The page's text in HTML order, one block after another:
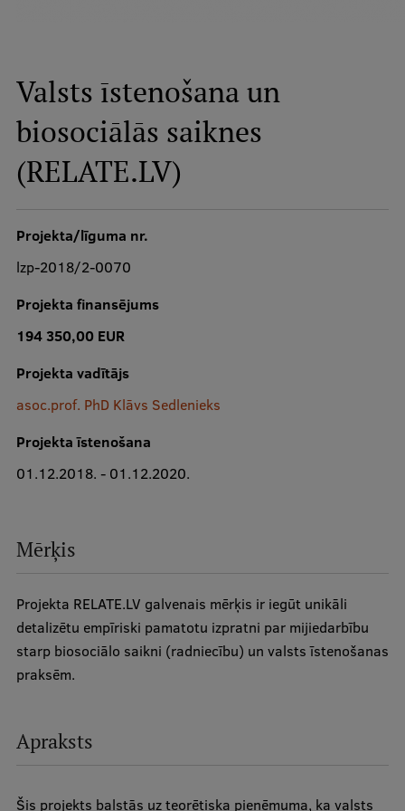
galvenā
izvēlne
Pamatstudiju programmas
Maģistra studiju programmas
Rezidentūra
Uzņemšana
Praktiska informācija
Par RSU
Studentu dzīve
Studiju norises vietas
Mūsu cilvēki
Struktūra
Vēsture un tradīcijas
RSU fonds
Muzeji un ekspozīcijas
Valsts īstenošana un
biosociālās saiknes
(RELATE.LV)
Projekta/līguma nr.
lzp-2018/2-0070
Projekta finansējums
194 350,00 EUR
Projekta vadītājs
asoc.prof. PhD Klāvs Sedlenieks
Projekta īstenošana
01.12.2018. - 01.12.2020.
Mērķis
Projekta RELATE.LV galvenais mērķis ir iegūt unikāli
detalizētu empīriski pamatotu izpratni par mijiedarbību
starp biosociālo saikni (radniecību) un valsts īstenošanas
praksēm.
Apraksts
Šis projekts balstās uz teorētiska pieņēmuma, ka valsts